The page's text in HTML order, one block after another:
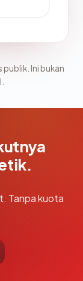
Ini bukan
Tanpa kuota